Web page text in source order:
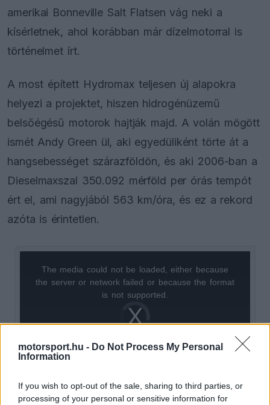
motorsport.hu - Do Not Process My Personal
Information
If you wish to opt-out of the sale, sharing to third parties, or
processing of your personal or sensitive information for
amerikai Bonneville Salt Flatsen vág neki a
kísérletnek, ahol korábban már dízelmotorral is
történelmet írt.
A most épített Hydromax teljesen új alapokra
helyezi a projektet, hiszen hidrogénüzemű
belsőégésű motorok hajtják majd. A volán mögött
ismét Andy Green ül, aki egyedüliként törte át a
hangsebességet szárazföldön, és aki 2006-ban a
Dieselmaxszal 350.092 mérföld per órás tempót
ért el, ami nagyjából 563 km/óra, és ez a rekord
azóta is érintetlen.
Video
Player
loading.
window.
The media could not be loaded, either because
the server or network failed or because the format
is not supported.